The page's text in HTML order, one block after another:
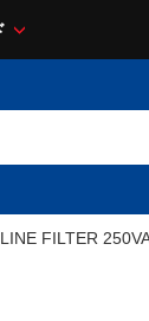
FILTER